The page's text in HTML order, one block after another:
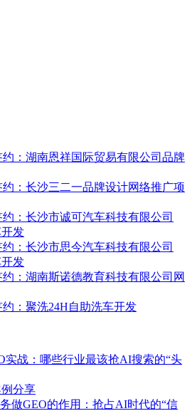
约：湖南恩祥国际贸易有限公司品牌
约：长沙三二一品牌设计网络推广项
约：长沙市诚可汽车科技有限公司
发
约：长沙市思今汽车科技有限公司
发
约：湖南斯诺德教育科技有限公司网
约：聚洗24H自助洗车开发
实战：哪些行业最该抢AI搜索的“头
分享
做GEO的作用：抢占AI时代的“信